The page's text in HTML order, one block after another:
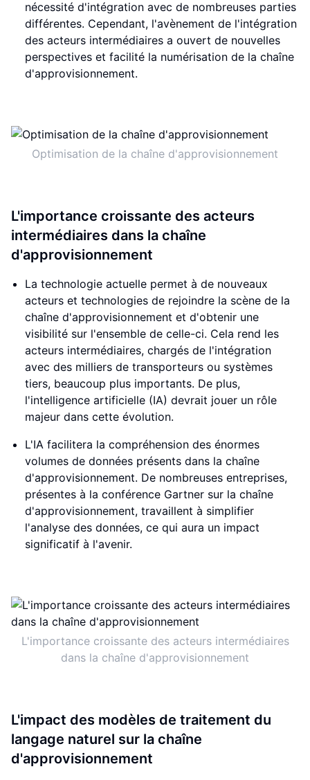
nécessité d'intégration avec de nombreuses parties
différentes. Cependant, l'avènement de l'intégration
des acteurs intermédiaires a ouvert de nouvelles
perspectives et facilité la numérisation de la chaîne
d'approvisionnement.
Optimisation de la chaîne d'approvisionnement
L'importance croissante des acteurs
intermédiaires dans la chaîne
d'approvisionnement
La technologie actuelle permet à de nouveaux
acteurs et technologies de rejoindre la scène de la
chaîne d'approvisionnement et d'obtenir une
visibilité sur l'ensemble de celle-ci. Cela rend les
acteurs intermédiaires, chargés de l'intégration
avec des milliers de transporteurs ou systèmes
tiers, beaucoup plus importants. De plus,
l'intelligence artificielle (IA) devrait jouer un rôle
majeur dans cette évolution.
L'IA facilitera la compréhension des énormes
volumes de données présents dans la chaîne
d'approvisionnement. De nombreuses entreprises,
présentes à la conférence Gartner sur la chaîne
d'approvisionnement, travaillent à simplifier
l'analyse des données, ce qui aura un impact
significatif à l'avenir.
L'importance croissante des acteurs intermédiaires
dans la chaîne d'approvisionnement
L'impact des modèles de traitement du
langage naturel sur la chaîne
d'approvisionnement